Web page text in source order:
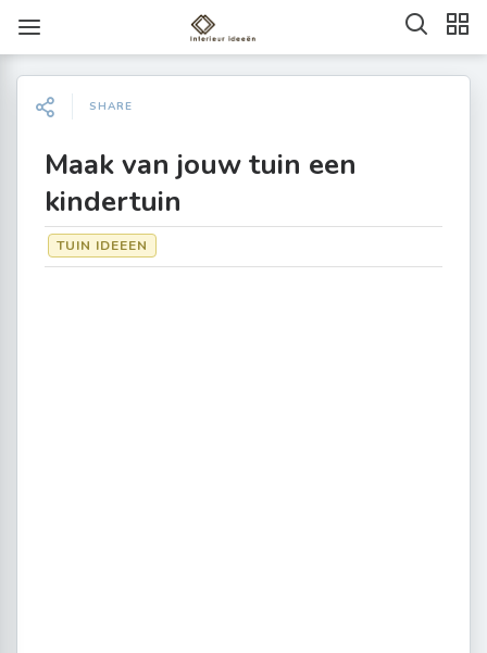
SHARE
Maak van jouw tuin een
kindertuin
TUIN IDEEEN